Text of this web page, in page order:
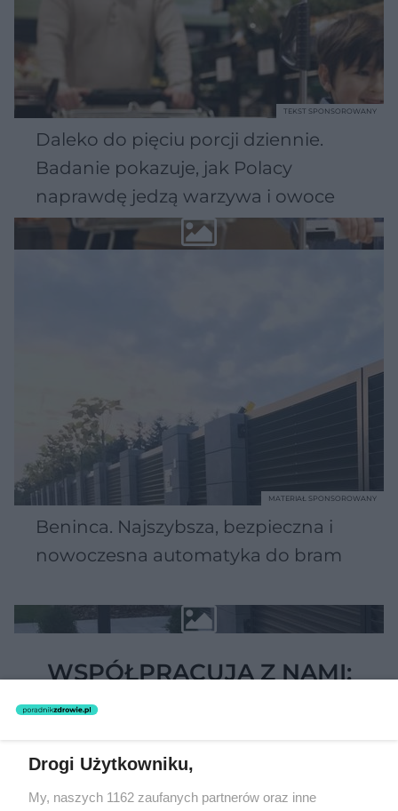
Daleko do pięciu porcji dziennie.
Badanie pokazuje, jak Polacy
naprawdę jedzą warzywa i owoce
TEKST SPONSOROWANY
Beninca. Najszybsza, bezpieczna i
nowoczesna automatyka do bram
MATERIAŁ SPONSOROWANY
WSPÓŁPRACUJĄ Z NAMI:
Drogi Użytkowniku,
My, naszych 1162 zaufanych partnerów oraz inne